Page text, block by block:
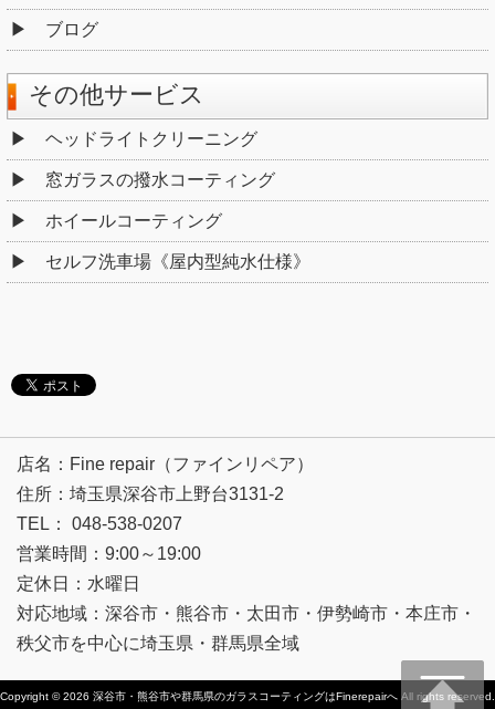
ブログ
その他サービス
ヘッドライトクリーニング
窓ガラスの撥水コーティング
ホイールコーティング
セルフ洗車場《屋内型純水仕様》
店名：Fine repair（ファインリペア）
住所：埼玉県深谷市上野台3131-2
TEL： 048-538-0207
営業時間：9:00～19:00
定休日：水曜日
対応地域：深谷市・熊谷市・太田市・伊勢崎市・本庄市・
秩父市を中心に埼玉県・群馬県全域
Copyright © 2026 深谷市・熊谷市や群馬県のガラスコーティングはFinerepairへ All rights reserved.